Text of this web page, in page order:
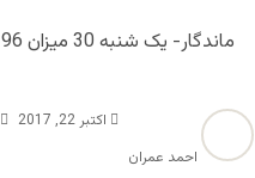
ماندگار- یک شنبه 30 میزان 1396
احمد عمران
اکتبر 22, 2017